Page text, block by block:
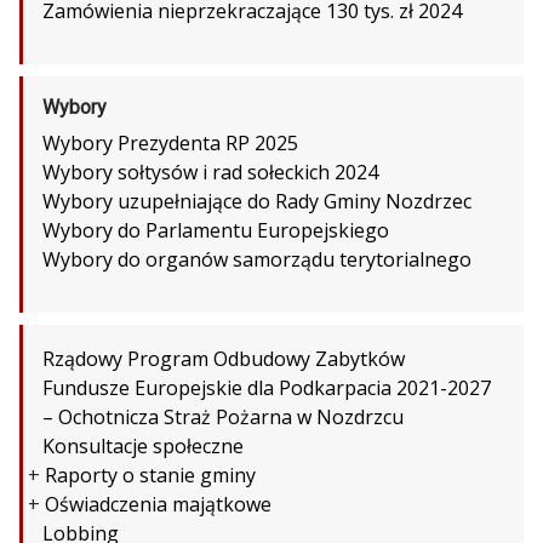
Zamówienia nieprzekraczające 130 tys. zł 2024
Wybory
Wybory Prezydenta RP 2025
Wybory sołtysów i rad sołeckich 2024
Wybory uzupełniające do Rady Gminy Nozdrzec
Wybory do Parlamentu Europejskiego
Wybory do organów samorządu terytorialnego
Rządowy Program Odbudowy Zabytków
Fundusze Europejskie dla Podkarpacia 2021-2027
– Ochotnicza Straż Pożarna w Nozdrzcu
Konsultacje społeczne
+ Raporty o stanie gminy
+ Oświadczenia majątkowe
Lobbing